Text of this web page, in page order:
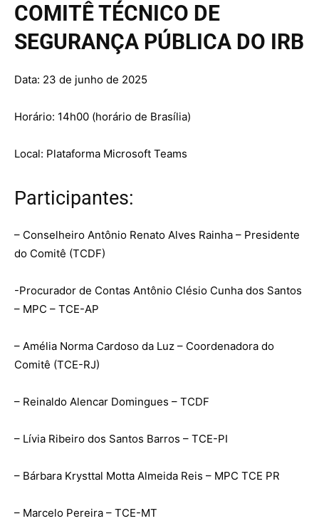
COMITÊ TÉCNICO DE
SEGURANÇA PÚBLICA DO IRB
Data: 23 de junho de 2025
Horário: 14h00 (horário de Brasília)
Local: Plataforma Microsoft Teams
Participantes:
– Conselheiro Antônio Renato Alves Rainha – Presidente
do Comitê (TCDF)
-Procurador de Contas Antônio Clésio Cunha dos Santos
– MPC – TCE-AP
– Amélia Norma Cardoso da Luz – Coordenadora do
Comitê (TCE-RJ)
– Reinaldo Alencar Domingues – TCDF
– Lívia Ribeiro dos Santos Barros – TCE-PI
– Bárbara Krysttal Motta Almeida Reis – MPC TCE PR
– Marcelo Pereira – TCE-MT